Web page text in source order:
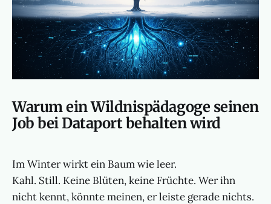
Warum ein Wildnispädagoge seinen
Job bei Dataport behalten wird
Im Winter wirkt ein Baum wie leer.
Kahl. Still. Keine Blüten, keine Früchte. Wer ihn
nicht kennt, könnte meinen, er leiste gerade nichts.